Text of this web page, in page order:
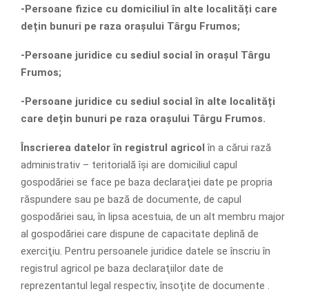
-Persoane fizice cu domiciliul în alte localități care
dețin bunuri pe raza orașului Târgu Frumos;
-Persoane juridice cu sediul social în orașul Târgu
Frumos;
-Persoane juridice cu sediul social în alte localități
care dețin bunuri pe raza orașului Târgu Frumos.
Înscrierea datelor în registrul agricol în a cărui rază
administrativ – teritorială îşi are domiciliul capul
gospodăriei se face pe baza declaraţiei date pe propria
răspundere sau pe bază de documente, de capul
gospodăriei sau, în lipsa acestuia, de un alt membru major
al gospodăriei care dispune de capacitate deplină de
exerciţiu. Pentru persoanele juridice datele se înscriu în
registrul agricol pe baza declaraţiilor date de
reprezentantul legal respectiv, însoţite de documente .